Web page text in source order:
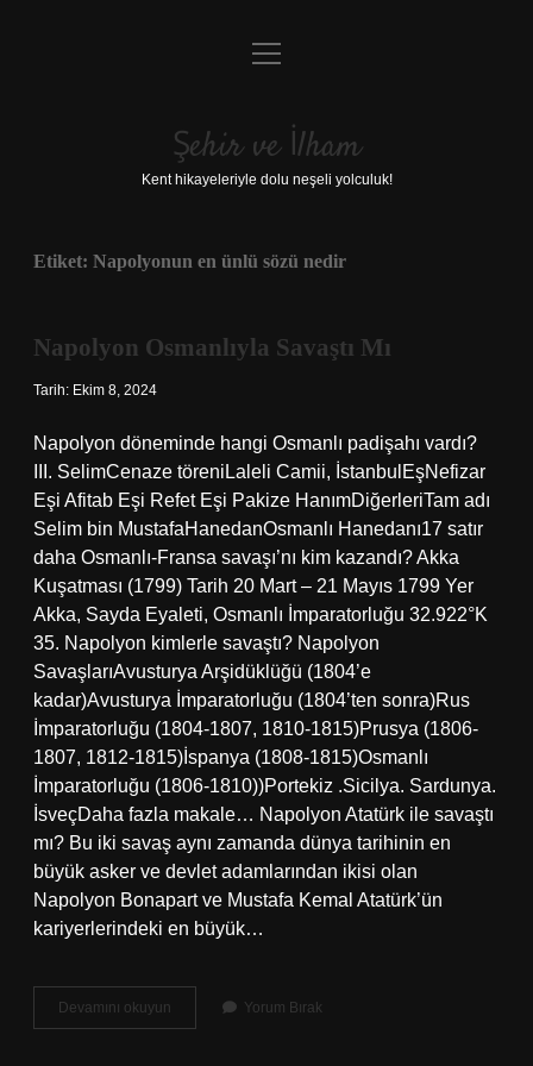
Anasayfa
Yasal Uyarı
menüyü
Şehir ve İlham
Kent hikayeleriyle dolu neşeli yolculuk!
Etiket: Napolyonun en ünlü sözü nedir
Napolyon Osmanlıyla Savaştı Mı
Tarih: Ekim 8, 2024
Napolyon döneminde hangi Osmanlı padişahı vardı?
III. SelimCenaze töreniLaleli Camii, İstanbulEşNefizar
Eşi Afitab Eşi Refet Eşi Pakize HanımDiğerleriTam adı
Selim bin MustafaHanedanOsmanlı Hanedanı17 satır
daha Osmanlı-Fransa savaşı’nı kim kazandı? Akka
Kuşatması (1799) Tarih 20 Mart – 21 Mayıs 1799 Yer
Akka, Sayda Eyaleti, Osmanlı İmparatorluğu 32.922°K
35. Napolyon kimlerle savaştı? Napolyon
SavaşlarıAvusturya Arşidüklüğü (1804’e
kadar)Avusturya İmparatorluğu (1804’ten sonra)Rus
İmparatorluğu (1804-1807, 1810-1815)Prusya (1806-
1807, 1812-1815)İspanya (1808-1815)Osmanlı
İmparatorluğu (1806-1810))Portekiz .Sicilya. Sardunya.
İsveçDaha fazla makale… Napolyon Atatürk ile savaştı
mı? Bu iki savaş aynı zamanda dünya tarihinin en
büyük asker ve devlet adamlarından ikisi olan
Napolyon Bonapart ve Mustafa Kemal Atatürk’ün
kariyerlerindeki en büyük…
Devamını okuyun Napolyon
Osmanlıyla
Yorum Bırak